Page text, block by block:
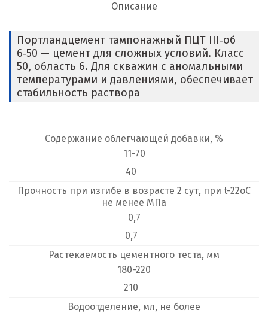
Описание
Портландцемент тампонажный ПЦТ III‑об
6‑50 — цемент для сложных условий. Класс
50, область 6. Для скважин с аномальными
температурами и давлениями, обеспечивает
стабильность раствора
Содержание облегчающей добавки, %
11-70
40
Прочность при изгибе в возрасте 2 сут, при t-22оС
не менее МПа
0,7
0,7
Растекаемость цементного теста, мм
180-220
210
Водоотделение, мл, не более